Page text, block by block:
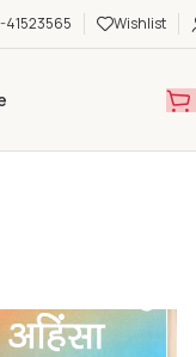
41523565 Wishlist